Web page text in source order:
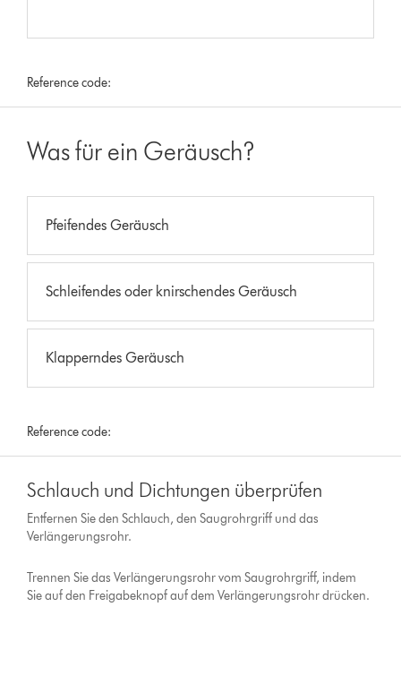
Reference code:
Was für ein Geräusch?
Pfeifendes Geräusch
Schleifendes oder knirschendes Geräusch
Klapperndes Geräusch
Reference code:
Schlauch und Dichtungen überprüfen
Entfernen Sie den Schlauch, den Saugrohrgriff und das
Verlängerungsrohr.
Trennen Sie das Verlängerungsrohr vom Saugrohrgriff, indem
Sie auf den Freigabeknopf auf dem Verlängerungsrohr drücken.